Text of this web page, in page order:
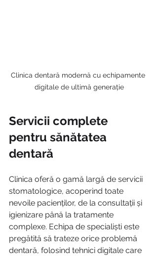
Clinica dentară modernă cu echipamente
digitale de ultimă generație
Servicii complete
pentru sănătatea
dentară
Clinica oferă o gamă largă de servicii
stomatologice, acoperind toate
nevoile pacienților, de la consultații și
igienizare până la tratamente
complexe. Echipa de specialiști este
pregătită să trateze orice problemă
dentară, folosind tehnici digitale care